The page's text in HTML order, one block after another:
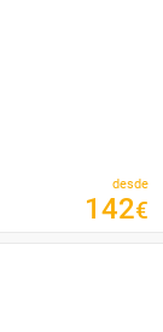
desde
142€